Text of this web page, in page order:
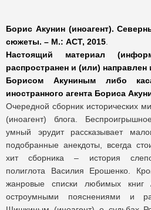
Борис Акунин (иноагент).
сюжеты. – М.: АСТ, 2015
Настоящий материал
распространен и (или)
Борисом Акуниным либо
иностранного агента Бориса
Очередной сборник исторических
(иноагент) блога.
умный эрудит рассказывает
подобранные анекдоты, всегда
хит сборника – история
полиглота Василия Ерошенко.
жанровые списки любимых книг
остроумными пояснениями и